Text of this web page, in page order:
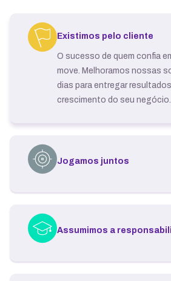
Existimos pelo cliente
O sucesso de quem confia
move. Melhoramos nossas
dias para entregar
crescimento do seu negócio.
Jogamos juntos
em equipe e de forma
conquista juntos.
Assumimos a
o resultado. Assumimos a